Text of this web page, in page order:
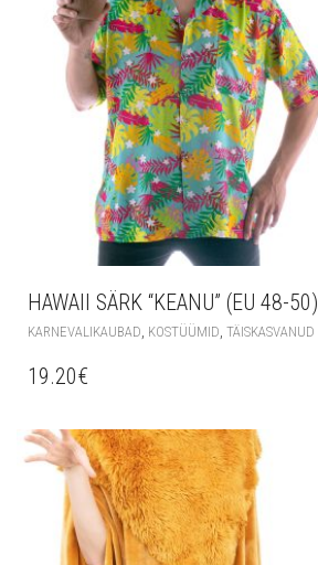
HAWAII SÄRK “KEANU” (EU 48-50)
KARNEVALIKAUBAD, KOSTÜÜMID, TÄISKASVANUD
19.20€